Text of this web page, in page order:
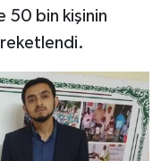
50 bin kişinin